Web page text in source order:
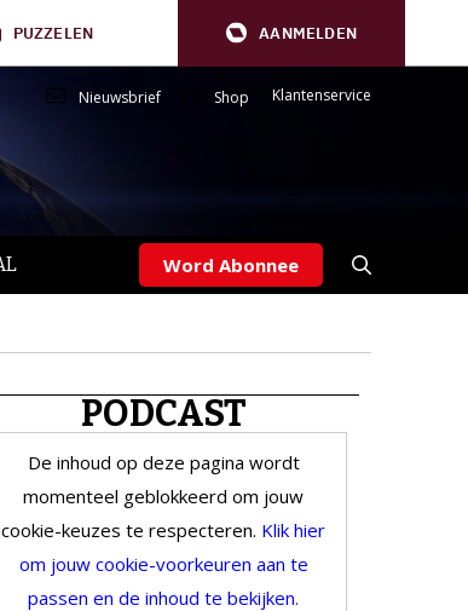
PUZZELEN AANMELDEN
Nieuwsbrief Shop Klantenservice
Word Abonnee
PODCAST
De inhoud op deze pagina wordt
momenteel geblokkeerd om jouw
cookie-keuzes te respecteren. Klik hier
om jouw cookie-voorkeuren aan te
passen en de inhoud te bekijken.